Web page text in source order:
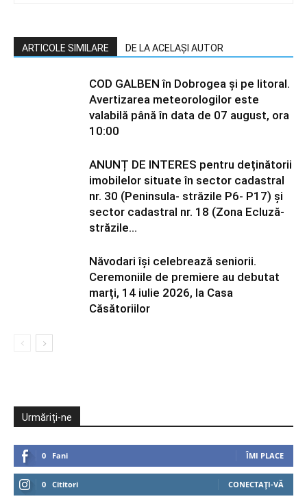
ARTICOLE SIMILARE DE LA ACELAȘI AUTOR
COD GALBEN în Dobrogea și pe litoral.
Avertizarea meteorologilor este
valabilă până în data de 07 august, ora
10:00
ANUNȚ DE INTERES pentru deținătorii
imobilelor situate în sector cadastral
nr. 30 (Peninsula- străzile P6- P17) și
sector cadastral nr. 18 (Zona Ecluză-
străzile...
Năvodari își celebrează seniorii.
Ceremoniile de premiere au debutat
marți, 14 iulie 2026, la Casa
Căsătoriilor
Urmăriți-ne
0 Fani ÎMI PLACE
0 Cititori CONECTAȚI-VĂ